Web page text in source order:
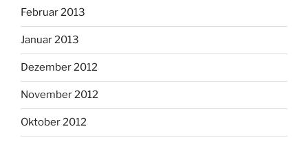
Februar 2013
Januar 2013
Dezember 2012
November 2012
Oktober 2012